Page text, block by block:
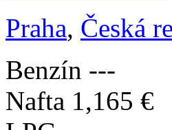
Praha, Česká
Benzín ---
Nafta 1,165 €